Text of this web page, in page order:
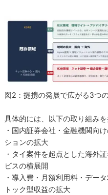
図2：提携の発展で広がる3つ
具体的には、以下の取り組みを
・国内証券会社・金融機関向
ションの拡大
・タイ案件を起点とした海外
ビスの横展開
・導入費・月額利用料・デー
トック型収益の拡大